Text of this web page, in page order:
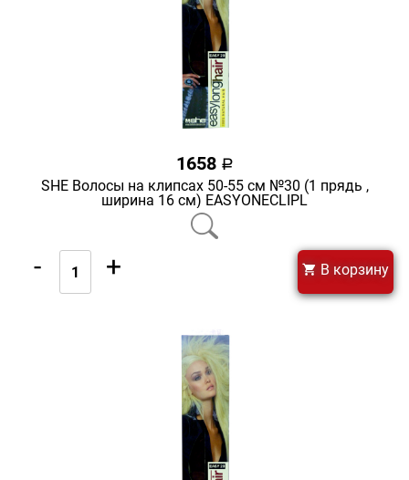
1658 a
SHE Волосы на клипсах 50-55 см №30 (1 прядь ,
ширина 16 см) EASYONECLIPL
- + В корзину